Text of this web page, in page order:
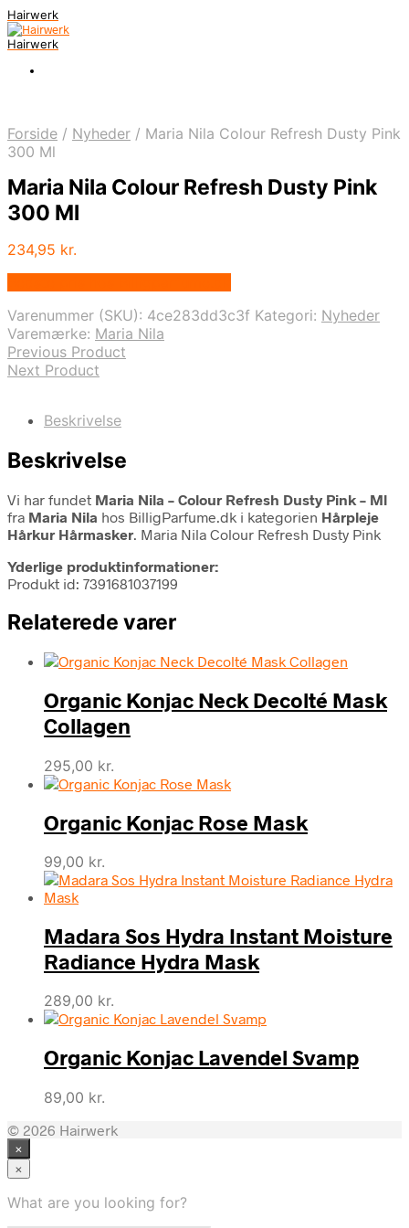
Hairwerk
Hairwerk
Forside / Nyheder / Maria Nila Colour Refresh Dusty Pink
300 Ml
Maria Nila Colour Refresh Dusty Pink
300 Ml
234,95 kr.
Varenummer (SKU): 4ce283dd3c3f Kategori: Nyheder
Varemærke: Maria Nila
Previous Product
Next Product
Beskrivelse
Beskrivelse
Vi har fundet Maria Nila – Colour Refresh Dusty Pink – Ml
fra Maria Nila hos BilligParfume.dk i kategorien Hårpleje
Hårkur Hårmasker. Maria Nila Colour Refresh Dusty Pink
Yderlige produktinformationer:
Produkt id: 7391681037199
Relaterede varer
Organic Konjac Neck Decolté Mask
Collagen
295,00 kr.
Organic Konjac Rose Mask
99,00 kr.
Madara Sos Hydra Instant Moisture
Radiance Hydra Mask
289,00 kr.
Organic Konjac Lavendel Svamp
89,00 kr.
© 2026 Hairwerk
×
×
What are you looking for?